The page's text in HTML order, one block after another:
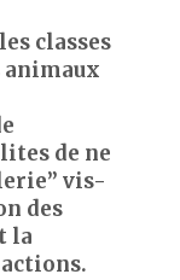
classes
animaux
de ne
vis-
des
la